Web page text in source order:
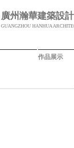
廣州瀚華建築設
GUANGZHOU HANHUA
作品展示